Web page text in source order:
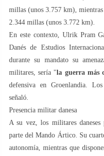
millas (unos 3.757 km), mientras
2.344 millas (unos 3.772 km).
En este contexto, Ulrik Pram
Danés de Estudios
durante su mandato su
militares, sería "la guerra más
defensiva en Groenlandia. Los
señaló.
Presencia militar danesa
A su vez, los militares
parte del Mando Ártico. Su
autonomía, mientras que